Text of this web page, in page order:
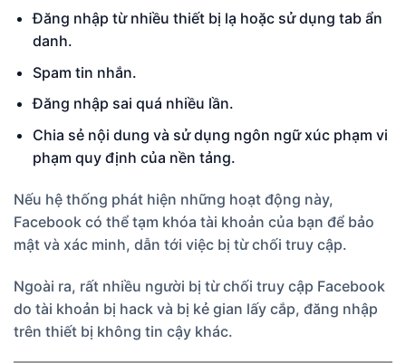
Đăng nhập từ nhiều thiết bị lạ hoặc sử dụng tab ẩn
danh.
Spam tin nhắn.
Đăng nhập sai quá nhiều lần.
Chia sẻ nội dung và sử dụng ngôn ngữ xúc phạm vi
phạm quy định của nền tảng.
Nếu hệ thống phát hiện những hoạt động này,
Facebook có thể tạm khóa tài khoản của bạn để bảo
mật và xác minh, dẫn tới việc bị từ chối truy cập.
Ngoài ra, rất nhiều người bị từ chối truy cập Facebook
do tài khoản bị hack và bị kẻ gian lấy cắp, đăng nhập
trên thiết bị không tin cậy khác.